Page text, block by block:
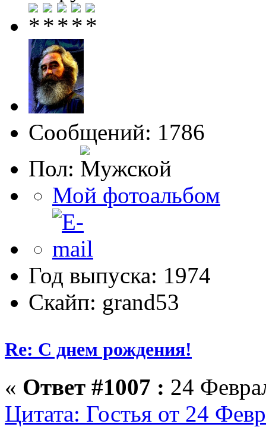
Сообщений: 1786
Пол:
Мой фотоальбом
Год выпуска: 1974
Скайп: grand53
Re: С днем рождения!
« Ответ #1007 : 24
Цитата: Гостья от 24